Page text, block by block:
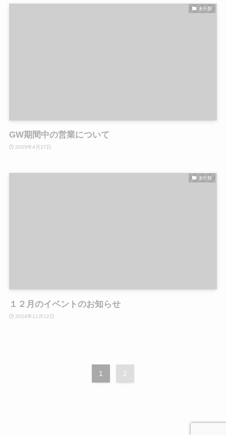
未分類
GW期間中の営業について
2025年4月27日
未分類
１２月のイベントのお知らせ
2024年11月12日
1 2